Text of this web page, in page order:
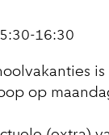
16:30
op